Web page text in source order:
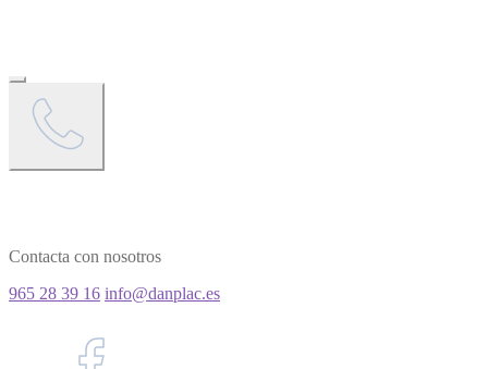
Contacta con nosotros
965 28 39 16 info@danplac.es